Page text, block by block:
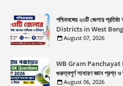
পশ্চিমবঙ্গের ২৩টি জেলার
Districts in West
August 07, 2026
WB Gram Panchayat
গুরুত্বপূর্ণ সাধারণ জ্ঞান
August 06, 2026